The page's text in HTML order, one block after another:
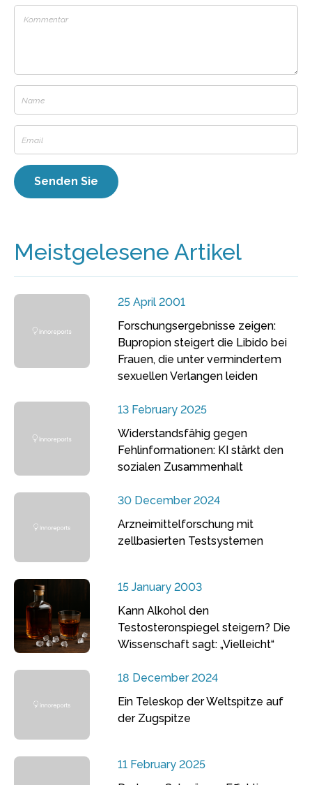
Meistgelesene Artikel
25 April 2001
Forschungsergebnisse zeigen:
Bupropion steigert die Libido bei
Frauen, die unter vermindertem
sexuellen Verlangen leiden
13 February 2025
Widerstandsfähig gegen
Fehlinformationen: KI stärkt den
sozialen Zusammenhalt
30 December 2024
Arzneimittelforschung mit
zellbasierten Testsystemen
15 January 2003
Kann Alkohol den
Testosteronspiegel steigern? Die
Wissenschaft sagt: „Vielleicht“
18 December 2024
Ein Teleskop der Weltspitze auf
der Zugspitze
11 February 2025